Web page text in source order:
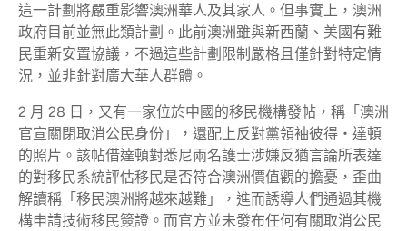
這一計劃將嚴重影響澳洲華人及其家人。但事實上，澳洲
政府目前並無此類計劃。此前澳洲雖與新西蘭、美國有難
民重新安置協議，不過這些計劃限制嚴格且僅針對特定情
況，並非針對廣大華人群體。
2 月 28 日，又有一家位於中國的移民機構發帖，稱「澳洲
官宣關閉取消公民身份」，還配上反對黨領袖彼得・達頓
的照片。該帖借達頓對悉尼兩名護士涉嫌反猶言論所表達
的對移民系統評估移民是否符合澳洲價值觀的擔憂，歪曲
解讀稱「移民澳洲將越來越難」，進而誘導人們通過其機
構申請技術移民簽證。而官方並未發布任何有關取消公民